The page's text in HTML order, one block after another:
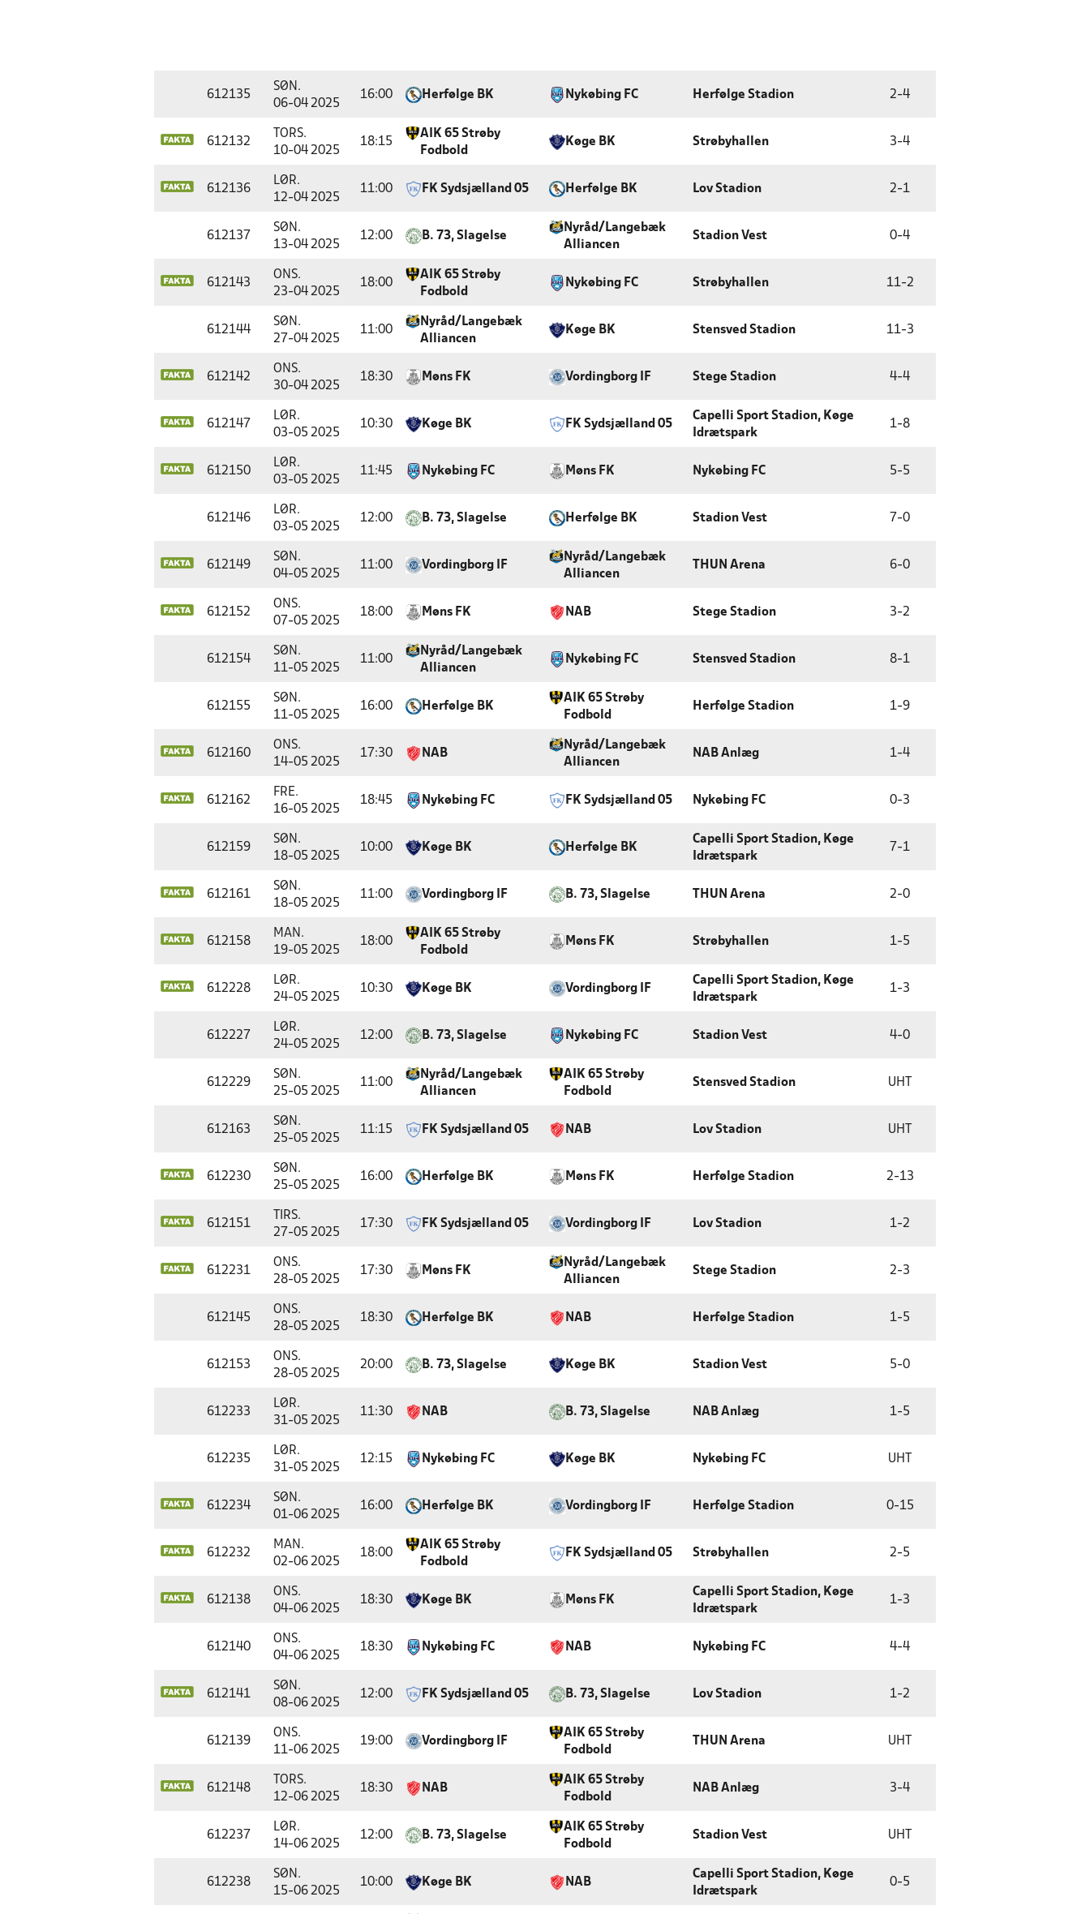
612135
SØN.
06-04 2025
16:00 Herfølge BK Nykøbing FC Herfølge Stadion 2-4
612132
TORS.
10-04 2025
18:15
AIK 65 Strøby
Fodbold
Køge BK Strøbyhallen 3-4
612136
LØR.
12-04 2025
11:00 FK Sydsjælland 05 Herfølge BK Lov Stadion 2-1
612137
SØN.
13-04 2025
12:00 B. 73, Slagelse
Nyråd/Langebæk
Alliancen
Stadion Vest 0-4
612143
ONS.
23-04 2025
18:00
AIK 65 Strøby
Fodbold
Nykøbing FC Strøbyhallen 11-2
612144
SØN.
27-04 2025
11:00
Nyråd/Langebæk
Alliancen
Køge BK Stensved Stadion 11-3
612142
ONS.
30-04 2025
18:30 Møns FK Vordingborg IF Stege Stadion 4-4
612147
LØR.
03-05 2025
10:30 Køge BK FK Sydsjælland 05
Capelli Sport Stadion, Køge
Idrætspark
1-8
612150
LØR.
03-05 2025
11:45 Nykøbing FC Møns FK Nykøbing FC 5-5
612146
LØR.
03-05 2025
12:00 B. 73, Slagelse Herfølge BK Stadion Vest 7 -0
612149
SØN.
04-05 2025
11:00 Vordingborg IF
Nyråd/Langebæk
Alliancen
THUN Arena 6-0
612152
ONS.
07-05 2025
18:00 Møns FK NAB Stege Stadion 3-2
612154
SØN.
11-05 2025
11:00
Nyråd/Langebæk
Alliancen
Nykøbing FC Stensved Stadion 8-1
612155
SØN.
11-05 2025
16:00 Herfølge BK
AIK 65 Strøby
Fodbold
Herfølge Stadion 1-9
612160
ONS.
14-05 2025
17:30 NAB
Nyråd/Langebæk
Alliancen
NAB Anlæg 1-4
612162
FRE.
16-05 2025
18:45 Nykøbing FC FK Sydsjælland 05 Nykøbing FC 0-3
612159
SØN.
18-05 2025
10:00 Køge BK Herfølge BK
Capelli Sport Stadion, Køge
Idrætspark
7 -1
612161
SØN.
18-05 2025
11:00 Vordingborg IF B. 73, Slagelse THUN Arena 2-0
612158
MAN.
19-05 2025
18:00
AIK 65 Strøby
Fodbold
Møns FK Strøbyhallen 1-5
612228
LØR.
24-05 2025
10:30 Køge BK Vordingborg IF
Capelli Sport Stadion, Køge
Idrætspark
1-3
612227
LØR.
24-05 2025
12:00 B. 73, Slagelse Nykøbing FC Stadion Vest 4-0
612229
SØN.
25-05 2025
11:00
Nyråd/Langebæk
Alliancen
AIK 65 Strøby
Fodbold
Stensved Stadion UHT
612163
SØN.
25-05 2025
11:15 FK Sydsjælland 05 NAB Lov Stadion UHT
612230
SØN.
25-05 2025
16:00 Herfølge BK Møns FK Herfølge Stadion 2-13
612151
TIRS.
27-05 2025
17:30 FK Sydsjælland 05 Vordingborg IF Lov Stadion 1-2
612231
ONS.
28-05 2025
17:30 Møns FK
Nyråd/Langebæk
Alliancen
Stege Stadion 2-3
612145
ONS.
28-05 2025
18:30 Herfølge BK NAB Herfølge Stadion 1-5
612153
ONS.
28-05 2025
20:00 B. 73, Slagelse Køge BK Stadion Vest 5-0
612233
LØR.
31-05 2025
11:30 NAB B. 73, Slagelse NAB Anlæg 1-5
612235
LØR.
31-05 2025
12:15 Nykøbing FC Køge BK Nykøbing FC UHT
612234
SØN.
01-06 2025
16:00 Herfølge BK Vordingborg IF Herfølge Stadion 0-15
612232
MAN.
02-06 2025
18:00
AIK 65 Strøby
Fodbold
FK Sydsjælland 05 Strøbyhallen 2-5
612138
ONS.
04-06 2025
18:30 Køge BK Møns FK
Capelli Sport Stadion, Køge
Idrætspark
1-3
612140
ONS.
04-06 2025
18:30 Nykøbing FC NAB Nykøbing FC 4-4
612141
SØN.
08-06 2025
12:00 FK Sydsjælland 05 B. 73, Slagelse Lov Stadion 1-2
612139
ONS.
11-06 2025
19:00 Vordingborg IF
AIK 65 Strøby
Fodbold
THUN Arena UHT
612148
TORS.
12-06 2025
18:30 NAB
AIK 65 Strøby
Fodbold
NAB Anlæg 3-4
612237
LØR.
14-06 2025
12:00 B. 73, Slagelse
AIK 65 Strøby
Fodbold
Stadion Vest UHT
612238
SØN.
15-06 2025
10:00 Køge BK NAB
Capelli Sport Stadion, Køge
Idrætspark
0-5